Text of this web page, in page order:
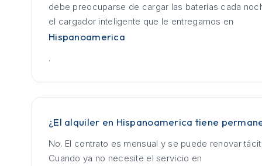
debe preocuparse de cargar las baterías cada
el cargador inteligente que le entregamos en
Hispanoamerica
.
¿El alquiler en Hispanoamerica tiene
No. El contrato es mensual y se puede renovar
Cuando ya no necesite el servicio en